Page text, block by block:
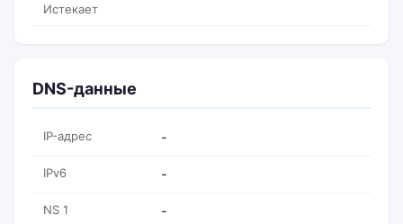
Истекает
DNS-данные
IP-адрес -
IPv6 -
NS 1 -